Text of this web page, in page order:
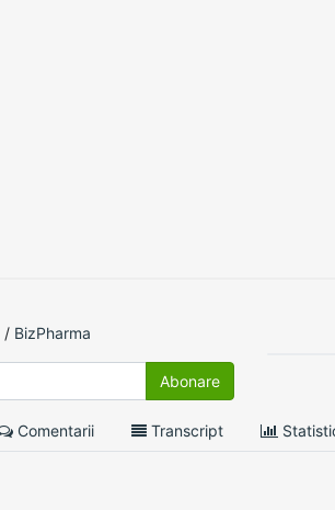
/ BizPharma
Abonare
Comentarii Transcript